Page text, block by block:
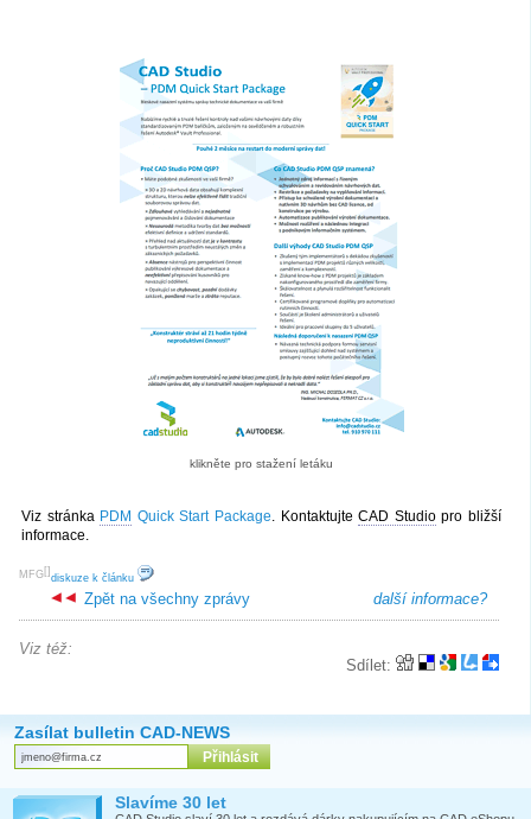
klikněte pro stažení letáku
Viz stránka PDM Quick Start Package. KontaktujteCAD Studiopro bližší
informace.
[
MFG ]
diskuze k článku
další informace?
Zpět na všechny zprávy
Sdílet:
Viz též:
Zasílat bulletin CAD-NEWS
Slavíme 30 let